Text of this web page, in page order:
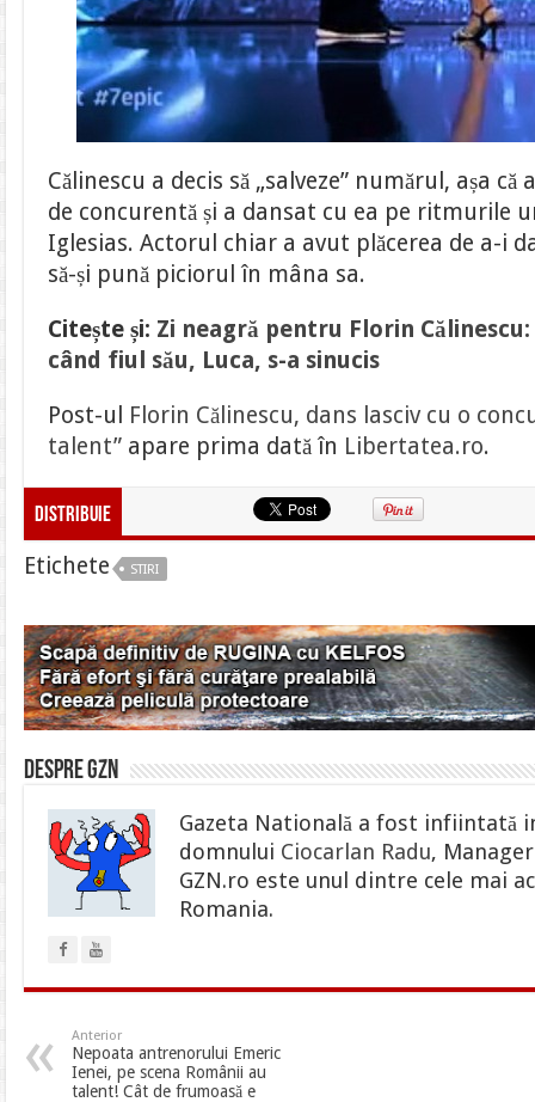
Călinescu a decis să „salveze” numărul, așa
de concurentă și a dansat cu ea pe ritmurile
Iglesias. Actorul chiar a avut plăcerea de a-i
să-și pună piciorul în mâna sa.
Citește și: Zi neagră pentru Florin
când fiul său, Luca, s-a sinucis
Post-ul Florin Călinescu, dans lasciv cu o
talent” apare prima dată în Libertatea.ro.
Distribuie
Etichete STIRI
Despre gzn
Gazeta Natională a fost infiintată
domnului Ciocarlan Radu,
GZN.ro este unul dintre cele mai
Romania.
Anterior
Nepoata antrenorului Emeric
Ienei, pe scena Românii au
talent! Cât de frumoasă e